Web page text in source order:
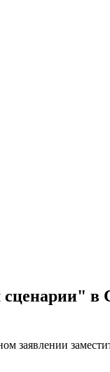
в
заявлении